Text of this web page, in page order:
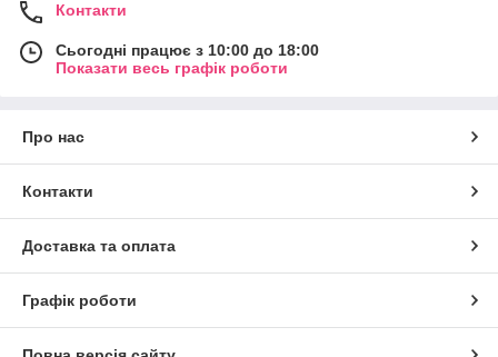
Контакти
Сьогодні працює з 10:00 до 18:00
Показати весь графік роботи
Про нас
Контакти
Доставка та оплата
Графік роботи